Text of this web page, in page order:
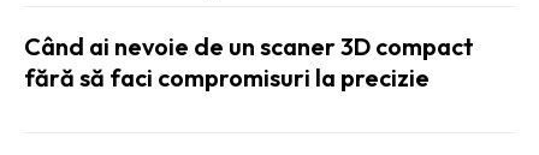
Când ai nevoie de un scaner 3D compact
fără să faci compromisuri la precizie